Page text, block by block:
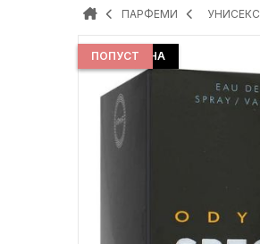
ПАРФЕМИ УНИСЕКС
ДОБРА ЦЕНА
ПОПУСТ